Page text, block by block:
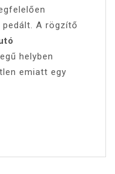
A rögzítő
helyben
emiatt egy